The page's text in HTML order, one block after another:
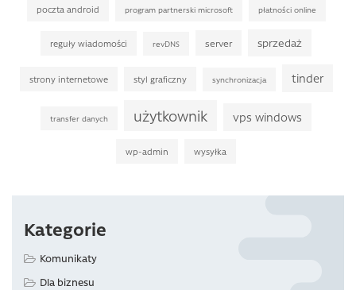
poczta android program partnerski microsoft płatności online
reguły wiadomości revDNS server sprzedaż
strony internetowe styl graficzny synchronizacja tinder
transfer danych użytkownik vps windows
wp-admin wysyłka
Kategorie
Komunikaty
Dla biznesu